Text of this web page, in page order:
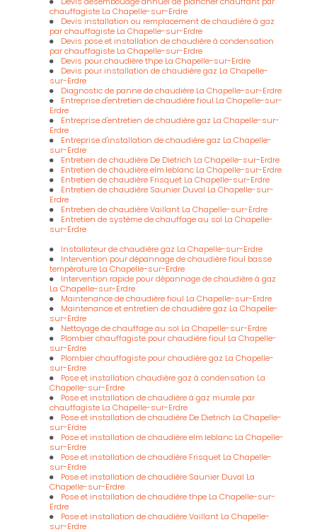
chauffagiste La Chapelle-sur-Erdre
Devis installation ou remplacement de chaudière à gaz
par chauffagiste La Chapelle-sur-Erdre
Devis pose et installation de chaudière à condensation
par chauffagiste La Chapelle-sur-Erdre
Devis pour chaudière thpe La Chapelle-sur-Erdre
Devis pour installation de chaudière gaz La Chapelle-
sur-Erdre
Diagnostic de panne de chaudière La Chapelle-sur-Erdre
Entreprise d'entretien de chaudière fioul La Chapelle-sur-
Erdre
Entreprise d'entretien de chaudière gaz La Chapelle-sur-
Erdre
Entreprise d'installation de chaudière gaz La Chapelle-
sur-Erdre
Entretien de chaudière De Dietrich La Chapelle-sur-Erdre
Entretien de chaudière elm.leblanc La Chapelle-sur-Erdre
Entretien de chaudière Frisquet La Chapelle-sur-Erdre
Entretien de chaudière Saunier Duval La Chapelle-sur-
Erdre
Entretien de chaudière Vaillant La Chapelle-sur-Erdre
Entretien de système de chauffage au sol La Chapelle-
sur-Erdre
Installateur de chaudière gaz La Chapelle-sur-Erdre
Intervention pour dépannage de chaudière fioul basse
température La Chapelle-sur-Erdre
Intervention rapide pour dépannage de chaudière à gaz
La Chapelle-sur-Erdre
Maintenance de chaudière fioul La Chapelle-sur-Erdre
Maintenance et entretien de chaudière gaz La Chapelle-
sur-Erdre
Nettoyage de chauffage au sol La Chapelle-sur-Erdre
Plombier chauffagiste pour chaudière fioul La Chapelle-
sur-Erdre
Plombier chauffagiste pour chaudière gaz La Chapelle-
sur-Erdre
Pose et installation chaudière gaz à condensation La
Chapelle-sur-Erdre
Pose et installation de chaudière à gaz murale par
chauffagiste La Chapelle-sur-Erdre
Pose et installation de chaudière De Dietrich La Chapelle-
sur-Erdre
Pose et installation de chaudière elm.leblanc La Chapelle-
sur-Erdre
Pose et installation de chaudière Frisquet La Chapelle-
sur-Erdre
Pose et installation de chaudière Saunier Duval La
Chapelle-sur-Erdre
Pose et installation de chaudière thpe La Chapelle-sur-
Erdre
Pose et installation de chaudière Vaillant La Chapelle-
sur-Erdre